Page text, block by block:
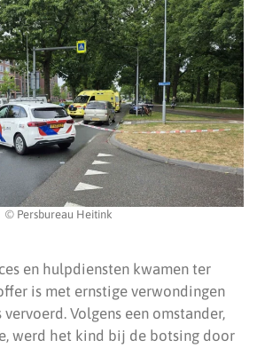
© Persbureau Heitink
en hulpdiensten kwamen ter
is met ernstige verwondingen
Volgens een omstander,
werd het kind bij de botsing door